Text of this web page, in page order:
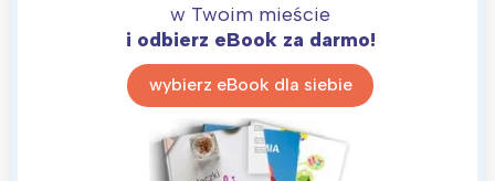
w Twoim mieście
i odbierz eBook za darmo!
wybierz eBook dla siebie
Interesują mnie wydarzenia z